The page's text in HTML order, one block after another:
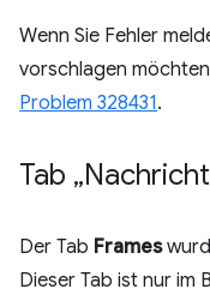
Wenn Sie Fehler
vorschlagen
Problem 328431.
Tab
Der Tab Frames
Dieser Tab ist nur im